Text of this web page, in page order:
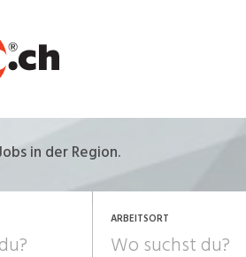
in der Region.
ARBEITSORT